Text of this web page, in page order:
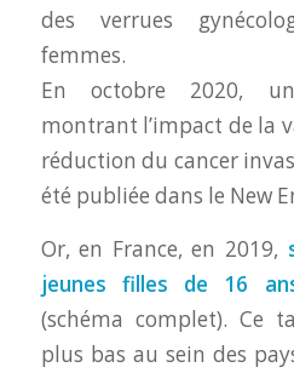
des verrues
femmes.
En octobre 2020,
montrant l’impact de la
réduction du cancer
été publiée dans le New
Or, en France, en 2019,
jeunes filles de 16
(schéma complet). Ce
plus bas au sein des